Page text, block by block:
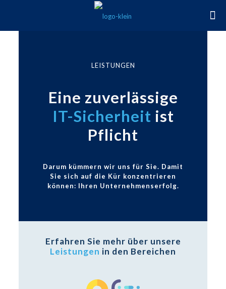
LEISTUNGEN
Eine zuverlässige
IT-Sicherheit ist
Pflicht
Darum kümmern wir uns für Sie. Damit
Sie sich auf die Kür konzentrieren
können: Ihren Unternehmenserfolg.
Erfahren Sie mehr über unsere
Leistungen in den Bereichen